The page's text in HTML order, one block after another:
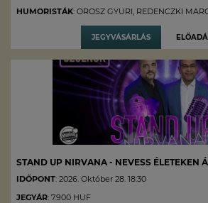
HUMORISTÁK: OROSZ GYURI, REDENCZKI
JEGYVÁSÁRLÁS
STAND UP NIRVANA - NEVESS ÉLETEKEN
IDŐPONT: 2026. Október 28. 18:30
JEGYÁR: 7.900 HUF